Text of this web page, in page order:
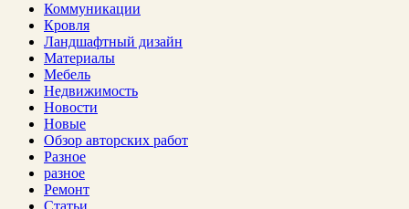
Коммуникации
Кровля
Ландшафтный дизайн
Материалы
Мебель
Недвижимость
Новости
Новые
Обзор авторских работ
Разное
разное
Ремонт
Статьи